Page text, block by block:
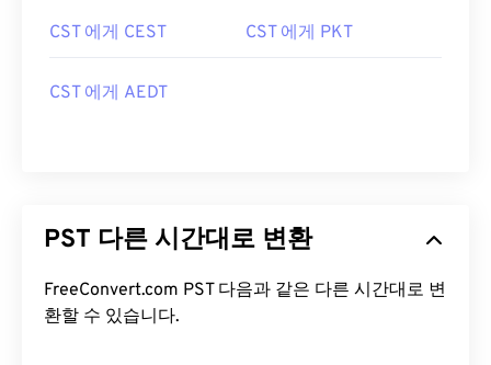
CST 에게 CEST CST 에게 PKT
CST 에게 AEDT
PST 다른 시간대로 변환
FreeConvert.com PST 다음과 같은 다른 시간대로 변
환할 수 있습니다.